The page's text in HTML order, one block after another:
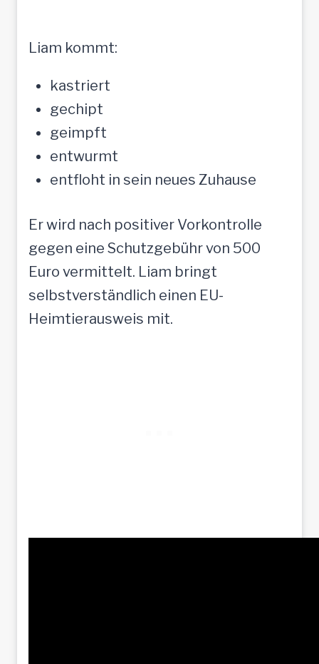
Liam kommt:
kastriert
gechipt
geimpft
entwurmt
entfloht in sein neues Zuhause
Er wird nach positiver Vorkontrolle
gegen eine Schutzgebühr von 500
Euro vermittelt. Liam bringt
selbstverständlich einen EU-
Heimtierausweis mit.